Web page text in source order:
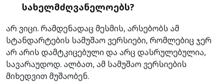
სახელმძღვანელოებს?
არ ვიცი. რამდენადაც მესმის, არსებობს ამ
სტანდარტების სამუშაო ვერსიები, რომლებიც ჯერ
არ არის დამტკიცებული და არც დასრულებულია,
სავარაუდოდ. ალბათ, ამ სამუშაო ვერსიების
მიხედვით მუშაობენ.